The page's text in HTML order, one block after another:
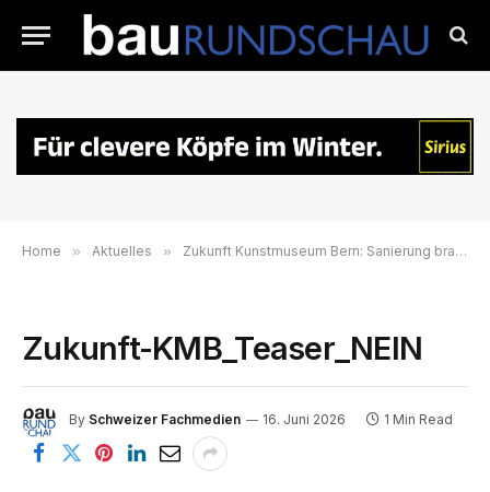
Home » Aktuelles » Zukunft Kunstmuseum Bern: Sanierung braucht neue Finanzierungslösung
Zukunft-KMB_Teaser_NEIN
By Schweizer Fachmedien 16. Juni 2026 1 Min Read